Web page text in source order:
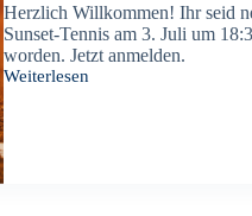
Herzlich Willkommen! Ihr seid
Sunset-Tennis am 3. Juli um
worden. Jetzt anmelden.
Weiterlesen
Sunset-
Tennis
für
neue
Mitglieder